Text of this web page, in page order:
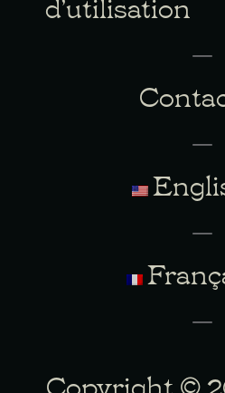
Copyright ©